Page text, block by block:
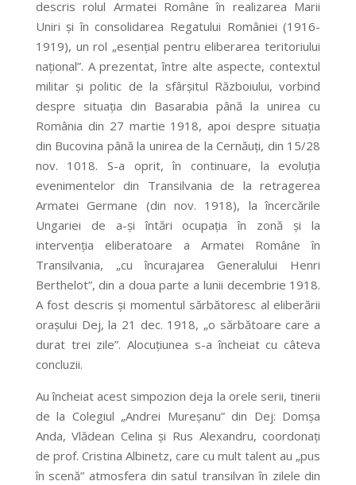
descris rolul Armatei Române în realizarea Marii
Uniri și în consolidarea Regatului României (1916-
1919), un rol „esențial pentru eliberarea teritoriului
național”. A prezentat, între alte aspecte, contextul
militar și politic de la sfârșitul Războiului, vorbind
despre situația din Basarabia până la unirea cu
România din 27 martie 1918, apoi despre situația
din Bucovina până la unirea de la Cernăuți, din 15/28
nov. 1018. S-a oprit, în continuare, la evoluția
evenimentelor din Transilvania de la retragerea
Armatei Germane (din nov. 1918), la încercările
Ungariei de a-și întări ocupația în zonă și la
intervenția eliberatoare a Armatei Române în
Transilvania, „cu încurajarea Generalului Henri
Berthelot”, din a doua parte a lunii decembrie 1918.
A fost descris și momentul sărbătoresc al eliberării
orașului Dej, la 21 dec. 1918, „o sărbătoare care a
durat trei zile”. Alocuțiunea s-a încheiat cu câteva
concluzii.
Au încheiat acest simpozion deja la orele serii, tinerii
de la Colegiul „Andrei Mureșanu” din Dej: Domșa
Anda, Vlădean Celina și Rus Alexandru, coordonați
de prof. Cristina Albinetz, care cu mult talent au „pus
în scenă” atmosfera din satul transilvan în zilele din